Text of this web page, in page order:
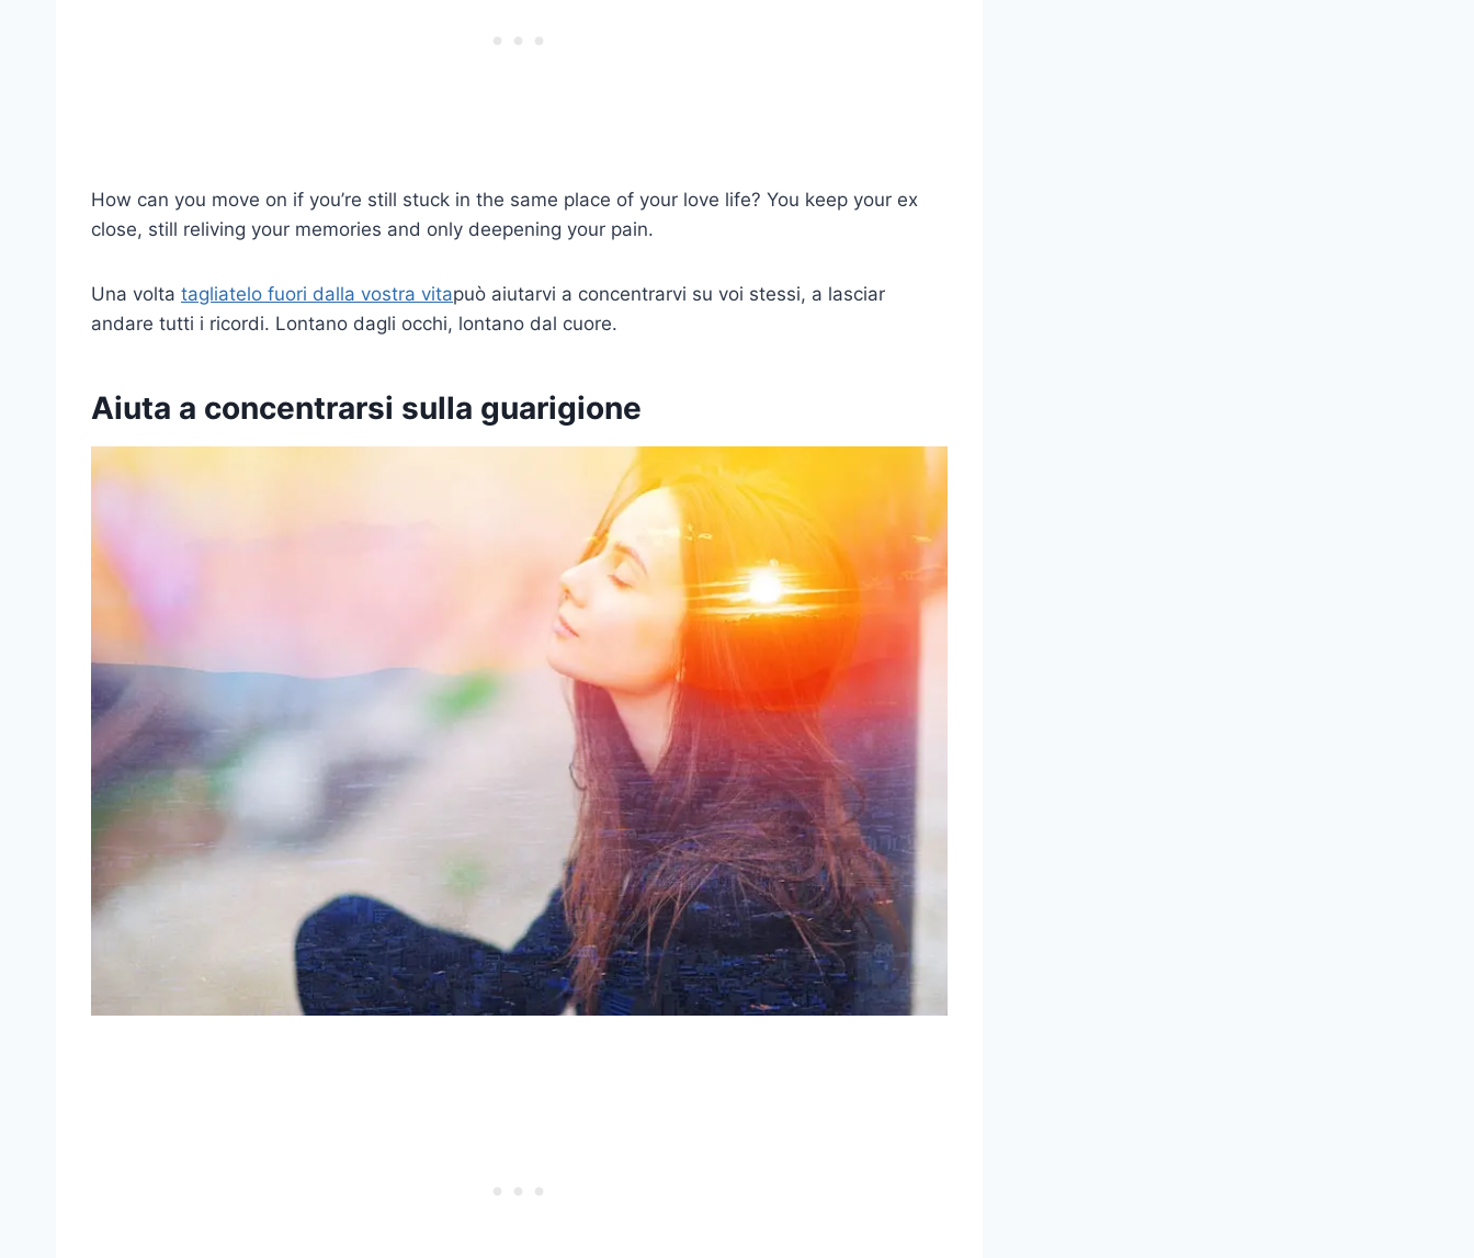
How can you move on if you’re still stuck in the same place of your love life? You keep your ex
close, still reliving your memories and only deepening your pain.
Una volta tagliatelo fuori dalla vostra vitapuò aiutarvi a concentrarvi su voi stessi, a lasciar
andare tutti i ricordi. Lontano dagli occhi, lontano dal cuore.
Aiuta a concentrarsi sulla guarigione